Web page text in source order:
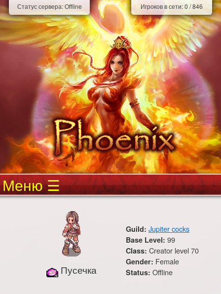
Статус сервера:Offline Игроков в сети:0 /846
Меню
Пусечка
Guild: Jupiter cocks
Base Level: 99
Class: Creator level 70
Gender: Female
Status: Offline